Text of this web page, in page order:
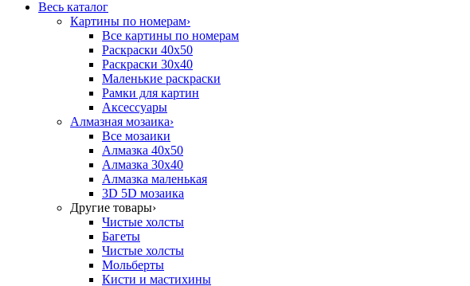
Весь каталог
Картины по номерам›
Все картины по номерам
Раскраски 40х50
Раскраски 30х40
Маленькие раскраски
Рамки для картин
Аксессуары
Алмазная мозаика›
Все мозаики
Алмазка 40х50
Алмазка 30х40
Алмазка маленькая
3D 5D мозаика
Другие товары›
Чистые холсты
Багеты
Чистые холсты
Мольберты
Кисти и мастихины